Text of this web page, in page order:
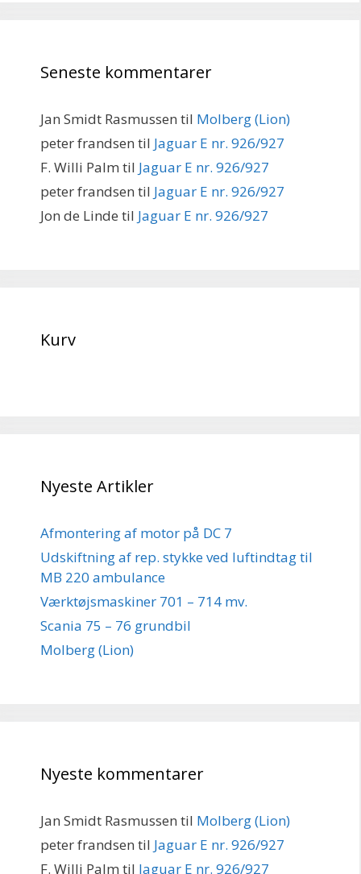
Seneste kommentarer
Jan Smidt Rasmussen til Molberg (Lion)
peter frandsen til Jaguar E nr. 926/927
F. Willi Palm til Jaguar E nr. 926/927
peter frandsen til Jaguar E nr. 926/927
Jon de Linde til Jaguar E nr. 926/927
Kurv
Nyeste Artikler
Afmontering af motor på DC 7
Udskiftning af rep. stykke ved luftindtag til
MB 220 ambulance
Værktøjsmaskiner 701 – 714 mv.
Scania 75 – 76 grundbil
Molberg (Lion)
Nyeste kommentarer
Jan Smidt Rasmussen til Molberg (Lion)
peter frandsen til Jaguar E nr. 926/927
F. Willi Palm til Jaguar E nr. 926/927